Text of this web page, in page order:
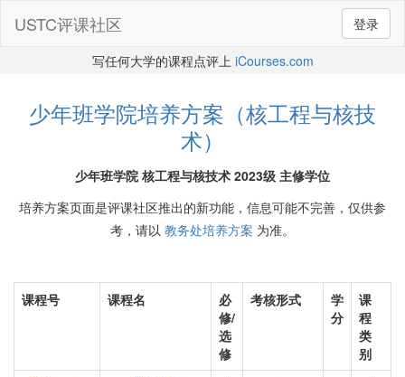
登录
USTC评课社区
写任何大学的课程点评上 iCourses.com
少年班学院培养方案（核工程与核技
术）
少年班学院 核工程与核技术 2023级 主修学位
培养方案页面是评课社区推出的新功能，信息可能不完善，仅供参
考，请以 教务处培养方案 为准。
课程号 课程名
必
修/
选
修
考核形式
学
分
课
程
类
别